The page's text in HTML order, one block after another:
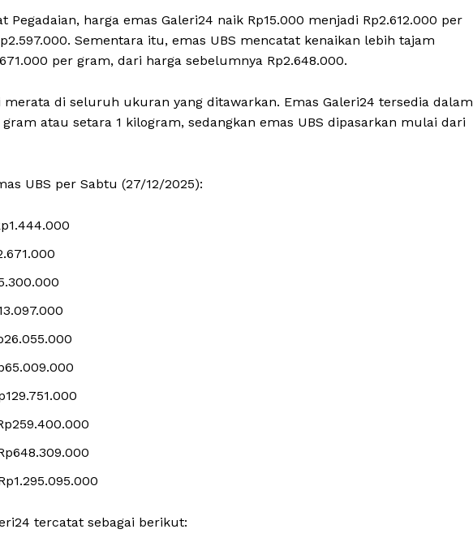
Pegadaian, harga emas Galeri24 naik Rp15.000 menjadi Rp2.612.000 per
Sementara itu, emas UBS mencatat kenaikan lebih tajam
per gram, dari harga sebelumnya Rp2.648.000.
di seluruh ukuran yang ditawarkan. Emas Galeri24 tersedia dalam
atau setara 1 kilogram, sedangkan emas UBS dipasarkan mulai dari
UBS per Sabtu (27/12/2025):
tercatat sebagai berikut: